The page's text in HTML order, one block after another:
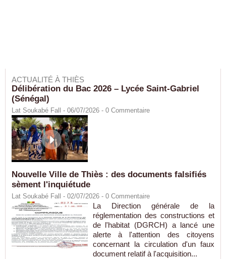
ACTUALITÉ À THIÈS
Délibération du Bac 2026 – Lycée Saint-Gabriel
(Sénégal)
Lat Soukabé Fall - 06/07/2026 - 0 Commentaire
Nouvelle Ville de Thiès : des documents falsifiés
sèment l'inquiétude
Lat Soukabé Fall - 02/07/2026 - 0 Commentaire
La Direction générale de la
réglementation des constructions et
de l'habitat (DGRCH) a lancé une
alerte à l'attention des citoyens
concernant la circulation d'un faux
document relatif à l'acquisition...